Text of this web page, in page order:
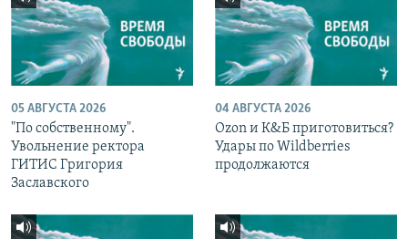
05 АВГУСТА 2026
"По собственному".
Увольнение ректора
ГИТИС Григория
Заславского
04 АВГУСТА 2026
Ozon и К&Б приготовиться?
Удары по Wildberries
продолжаются